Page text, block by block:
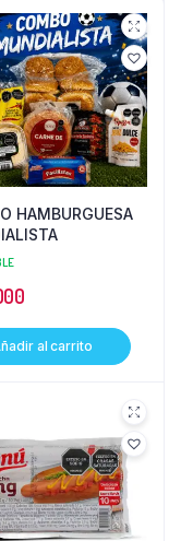
HAMBURGUESA
al carrito